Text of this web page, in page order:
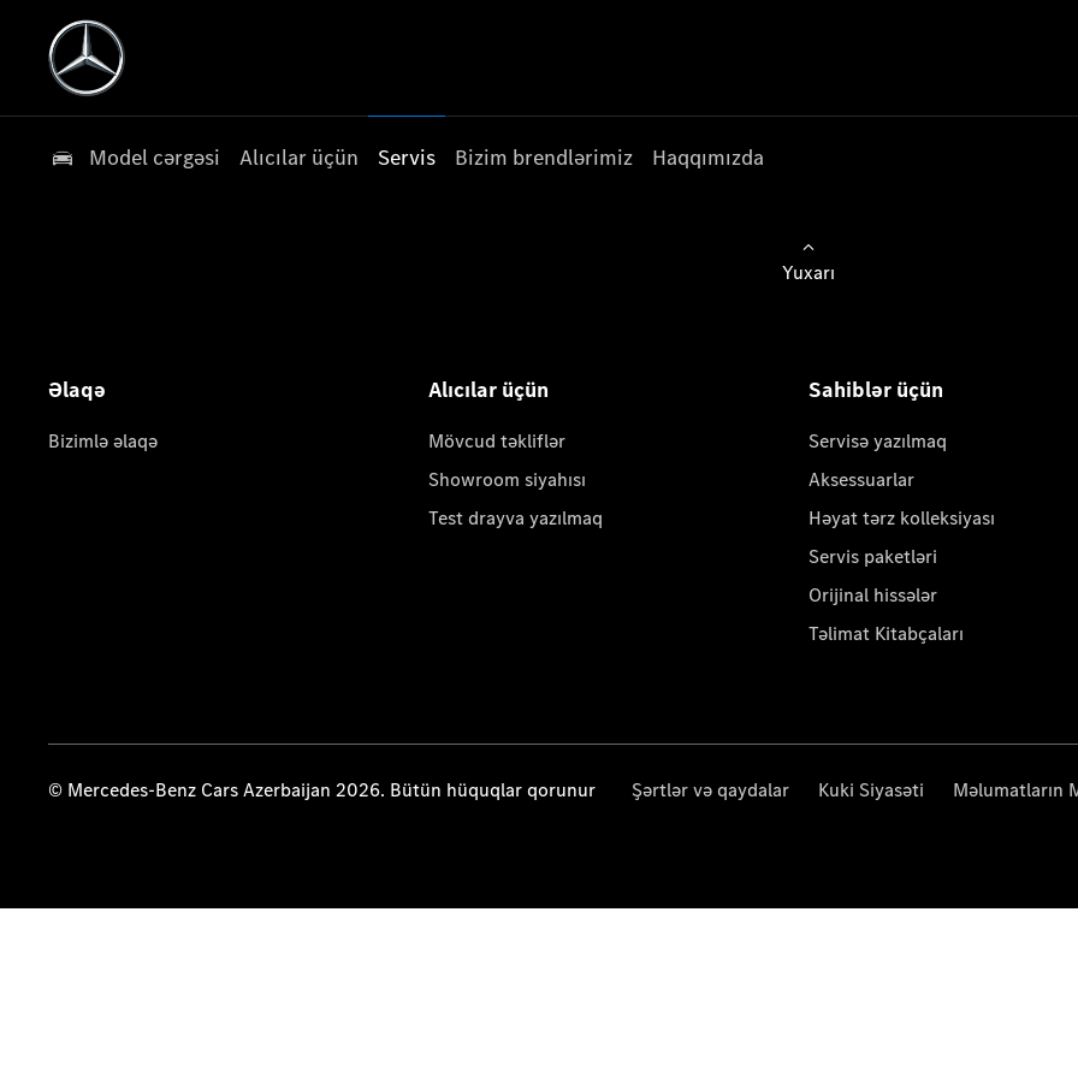
Model cərgəsi Alıcılar üçün Servis Bizim brendlərimiz Haqqımızda
Yuxarı
Əlaqə
Bizimlə əlaqə
Alıcılar üçün
Mövcud təkliflər
Showroom siyahısı
Test drayva yazılmaq
Sahiblər üçün
Servisə yazılmaq
Aksessuarlar
Həyat tərz kolleksiyası
Servis paketləri
Orijinal hissələr
Təlimat Kitabçaları
© Mercedes-Benz Cars Azerbaijan 2026. Bütün hüquqlar qorunur Şərtlər və qaydalar Kuki Siyasəti Məlumatların